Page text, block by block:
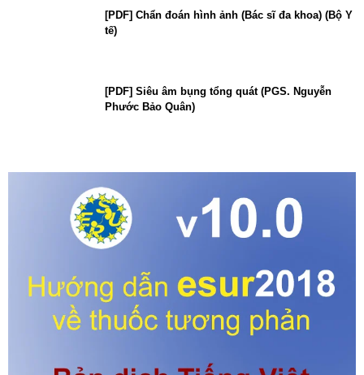
[PDF] Chẩn đoán hình ảnh (Bác sĩ đa khoa) (Bộ Y
tế)
[PDF] Siêu âm bụng tổng quát (PGS. Nguyễn
Phước Bảo Quân)